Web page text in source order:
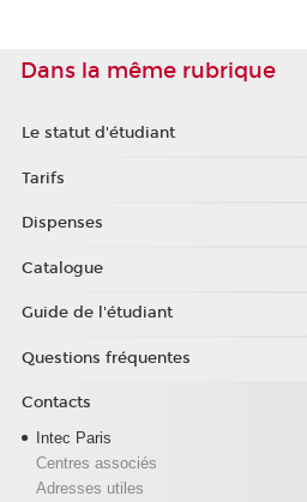
Dans la même rubrique
Le statut d'étudiant
Tarifs
Dispenses
Catalogue
Guide de l'étudiant
Questions fréquentes
Contacts
Intec Paris
Centres associés
Adresses utiles